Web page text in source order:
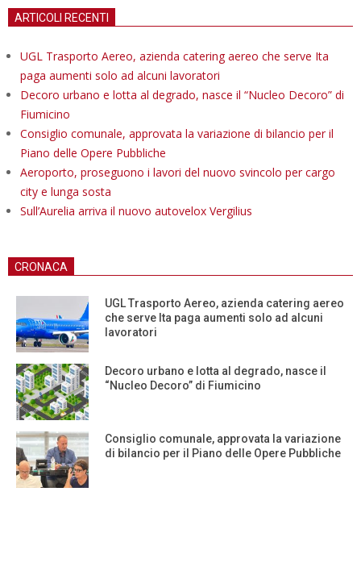
ARTICOLI RECENTI
UGL Trasporto Aereo, azienda catering aereo che serve Ita
paga aumenti solo ad alcuni lavoratori
Decoro urbano e lotta al degrado, nasce il “Nucleo Decoro” di
Fiumicino
Consiglio comunale, approvata la variazione di bilancio per il
Piano delle Opere Pubbliche
Aeroporto, proseguono i lavori del nuovo svincolo per cargo
city e lunga sosta
Sull’Aurelia arriva il nuovo autovelox Vergilius
CRONACA
UGL Trasporto Aereo, azienda catering aereo
che serve Ita paga aumenti solo ad alcuni
lavoratori
Decoro urbano e lotta al degrado, nasce il
“Nucleo Decoro” di Fiumicino
Consiglio comunale, approvata la variazione
di bilancio per il Piano delle Opere Pubbliche